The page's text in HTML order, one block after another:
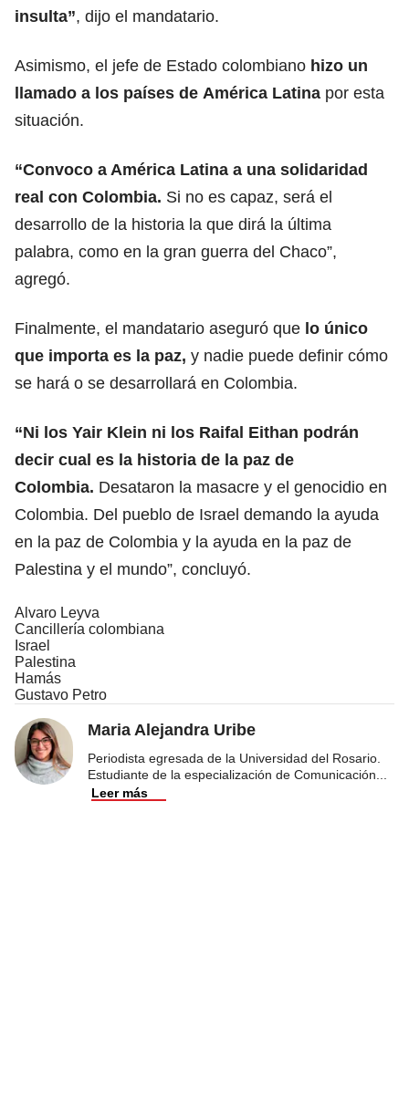
insulta”, dijo el mandatario.
Asimismo, el jefe de Estado colombiano hizo un
llamado a los países de América Latina por esta
situación.
“Convoco a América Latina a una solidaridad
real con Colombia. Si no es capaz, será el
desarrollo de la historia la que dirá la última
palabra, como en la gran guerra del Chaco”,
agregó.
Finalmente, el mandatario aseguró que lo único
que importa es la paz, y nadie puede definir cómo
se hará o se desarrollará en Colombia.
“Ni los Yair Klein ni los Raifal Eithan podrán
decir cual es la historia de la paz de
Colombia. Desataron la masacre y el genocidio en
Colombia. Del pueblo de Israel demando la ayuda
en la paz de Colombia y la ayuda en la paz de
Palestina y el mundo”, concluyó.
Alvaro Leyva
Cancillería colombiana
Israel
Palestina
Hamás
Gustavo Petro
Maria Alejandra Uribe
Periodista egresada de la Universidad del Rosario.
Estudiante de la especialización de Comunicación
Leer más